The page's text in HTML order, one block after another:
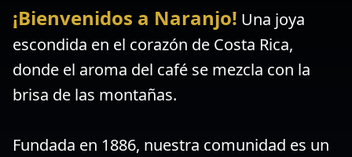
¡Bienvenidos a Naranjo! Una joya
escondida en el corazón de Costa Rica,
donde el aroma del café se mezcla con la
brisa de las montañas.
Fundada en 1886, nuestra comunidad es un